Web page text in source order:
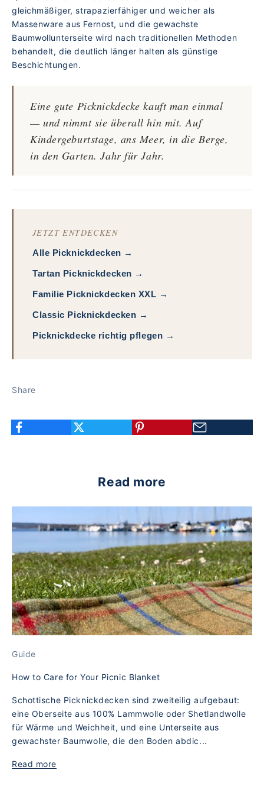
gleichmäßiger, strapazierfähiger und weicher als
Massenware aus Fernost, und die gewachste
Baumwollunterseite wird nach traditionellen Methoden
behandelt, die deutlich länger halten als günstige
Beschichtungen.
Eine gute Picknickdecke kauft man einmal
— und nimmt sie überall hin mit. Auf
Kindergeburtstage, ans Meer, in die Berge,
in den Garten. Jahr für Jahr.
JETZT ENTDECKEN
Alle Picknickdecken →
Tartan Picknickdecken →
Familie Picknickdecken XXL →
Classic Picknickdecken →
Picknickdecke richtig pflegen →
Share
Read more
Guide
How to Care for Your Picnic Blanket
Schottische Picknickdecken sind zweiteilig aufgebaut:
eine Oberseite aus 100% Lammwolle oder Shetlandwolle
für Wärme und Weichheit, und eine Unterseite aus
gewachster Baumwolle, die den Boden abdic...
Read more